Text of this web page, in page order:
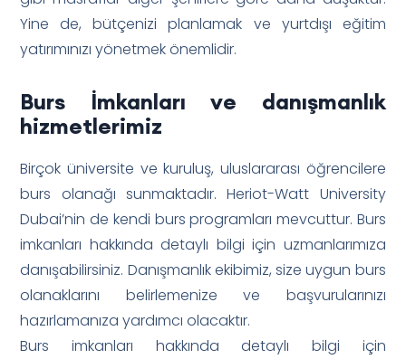
Yine de, bütçenizi planlamak ve yurtdışı eğitim
yatırımınızı yönetmek önemlidir.
Burs İmkanları ve danışmanlık
hizmetlerimiz
Birçok üniversite ve kuruluş, uluslararası öğrencilere
burs olanağı sunmaktadır. Heriot-Watt University
Dubai’nin de kendi burs programları mevcuttur. Burs
imkanları hakkında detaylı bilgi için uzmanlarımıza
danışabilirsiniz. Danışmanlık ekibimiz, size uygun burs
olanaklarını belirlemenize ve başvurularınızı
hazırlamanıza yardımcı olacaktır.
Burs imkanları hakkında detaylı bilgi için